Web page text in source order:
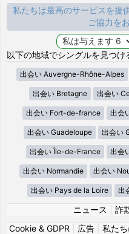
私たちは最高のサービスを提
ご協力を
以下の地域でシングルを見つけ
出会い Auvergne-Rhône-Alpes
出会い Bretagne 出会い
出会い Fort-de-france 出会
出会い Guadeloupe 出会い
出会い Île-de-France 出会
出会い Normandie 出会い
出会い Pays de la Loire 出
ニュース 詐
Cookie & GDPR
広告 私た